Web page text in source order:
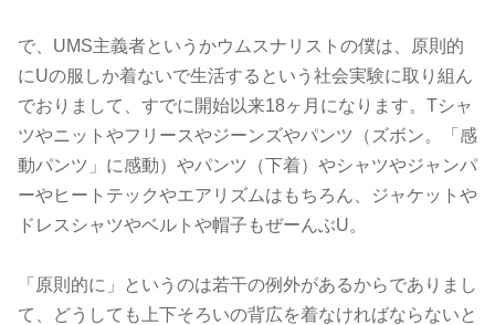
で、UMS主義者というかウムスナリストの僕は、原則的
にUの服しか着ないで生活するという社会実験に取り組ん
でおりまして、すでに開始以来18ヶ月になります。Tシャ
ツやニットやフリースやジーンズやパンツ（ズボン。「感
動パンツ」に感動）やパンツ（下着）やシャツやジャンパ
ーやヒートテックやエアリズムはもちろん、ジャケットや
ドレスシャツやベルトや帽子もぜーんぶU。
「原則的に」というのは若干の例外があるからでありまし
て、どうしても上下そろいの背広を着なければならないと